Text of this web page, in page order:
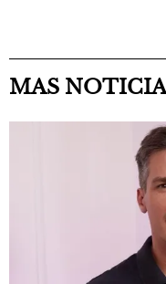
MAS